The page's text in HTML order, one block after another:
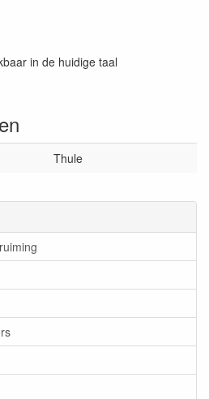
in de huidige taal
Thule